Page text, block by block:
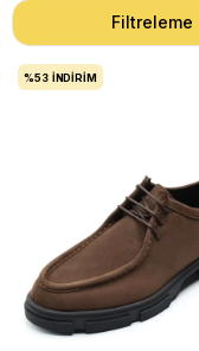
Filtreleme
%53 İNDIRIM